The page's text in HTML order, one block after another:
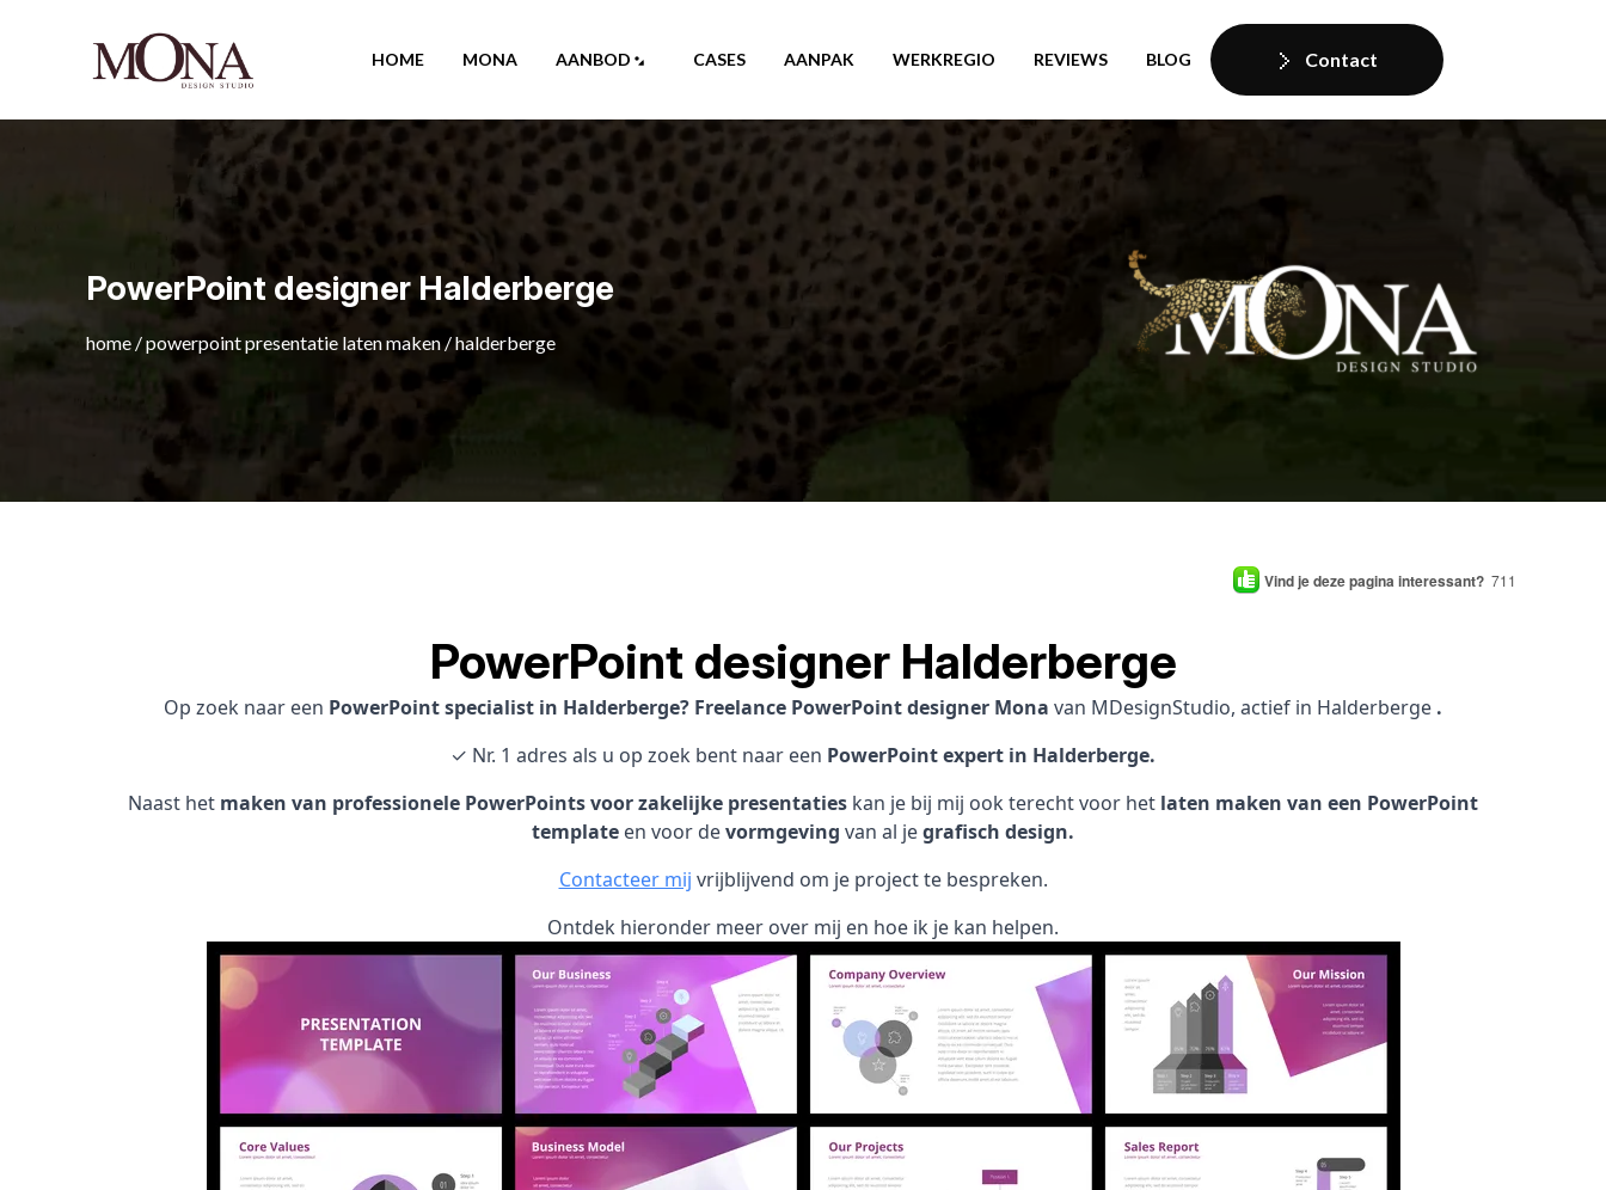
HOME MONA AANBOD CASES AANPAK WERKREGIO REVIEWS BLOG Contact
PowerPoint designer Halderberge
home /powerpoint presentatie laten maken/halderberge
Vind je deze pagina interessant? 711
PowerPoint designer Halderberge
Op zoek naar een PowerPoint specialist in Halderberge? Freelance PowerPoint designer Mona van MDesignStudio, actief in Halderberge .
✓ Nr. 1 adres als u op zoek bent naar een PowerPoint expert in Halderberge.
Naast het maken van professionele PowerPoints voor zakelijke presentaties kan je bij mij ook terecht voor het laten maken van een PowerPoint
template en voor devormgeving van al jegrafisch design.
Contacteer mij vrijblijvend om je project te bespreken.
Ontdek hieronder meer over mij en hoe ik je kan helpen.